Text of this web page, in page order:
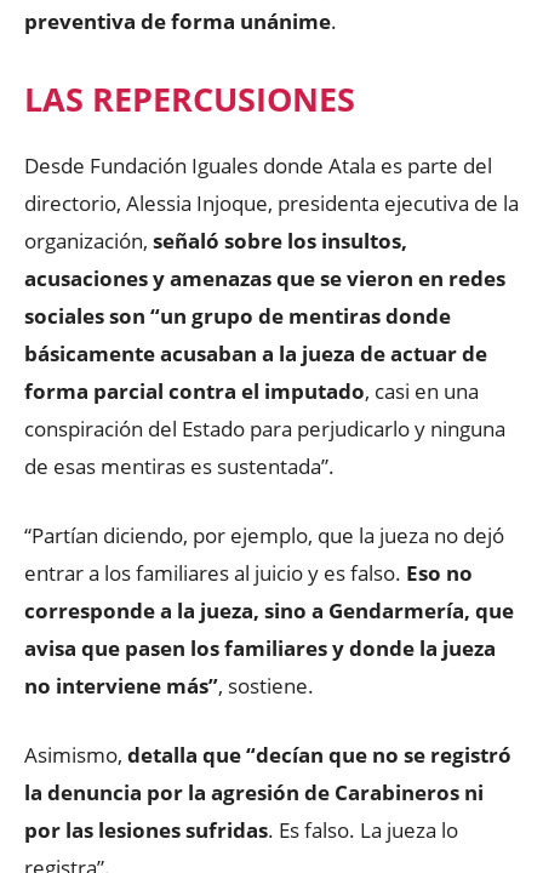
preventiva de forma unánime.
LAS REPERCUSIONES
Desde Fundación Iguales donde Atala es parte del
directorio, Alessia Injoque, presidenta ejecutiva de la
organización, señaló sobre los insultos,
acusaciones y amenazas que se vieron en redes
sociales son “un grupo de mentiras donde
básicamente acusaban a la jueza de actuar de
forma parcial contra el imputado, casi en una
conspiración del Estado para perjudicarlo y ninguna
de esas mentiras es sustentada”.
“Partían diciendo, por ejemplo, que la jueza no dejó
entrar a los familiares al juicio y es falso. Eso no
corresponde a la jueza, sino a Gendarmería, que
avisa que pasen los familiares y donde la jueza
no interviene más”, sostiene.
Asimismo, detalla que “decían que no se registró
la denuncia por la agresión de Carabineros ni
por las lesiones sufridas. Es falso. La jueza lo